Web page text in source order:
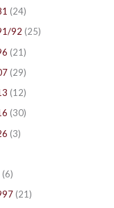
(24)
92 (25)
(21)
(29)
(12)
(30)
(3)
(6)
(21)